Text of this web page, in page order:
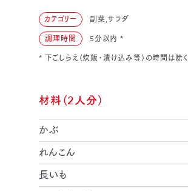
カテゴリー 副菜,サラダ
調理時間 5分以内 *
* 下ごしらえ（炊飯・漬け込み等）の時間は除く
材料（2人分）
かぶ
れんこん
長いも